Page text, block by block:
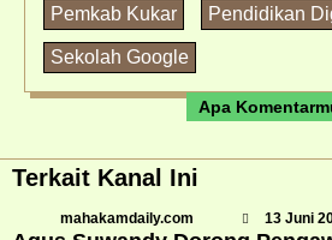
Pemkab Kukar
Pendidikan
Sekolah Google
Apa
Terkait Kanal Ini
mahakamdaily.com 13 Juni